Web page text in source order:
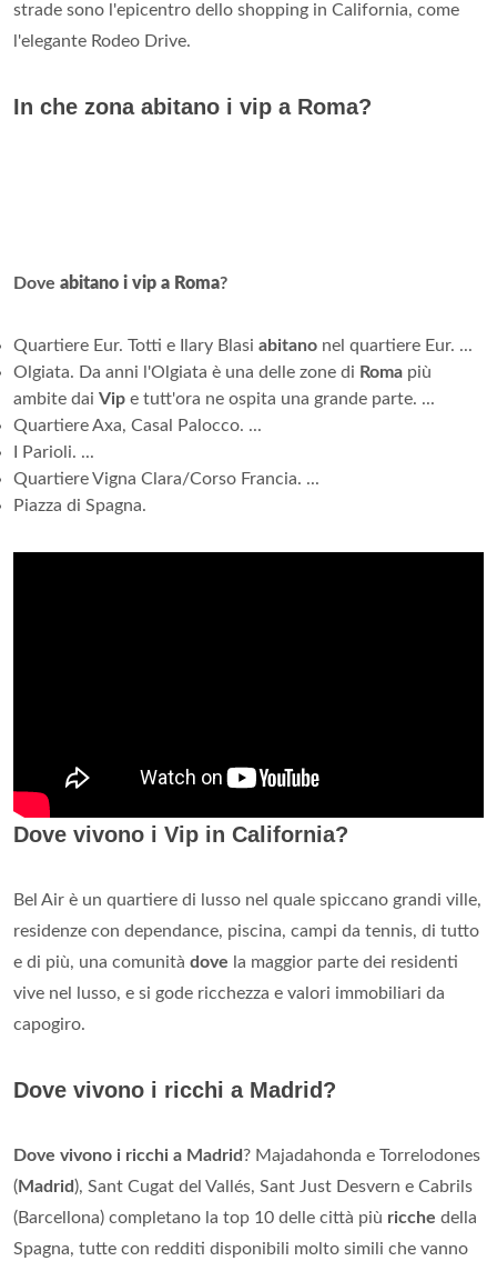
strade sono l'epicentro dello shopping in California, come
l'elegante Rodeo Drive.
In che zona abitano i vip a Roma?
Dove abitano i vip a Roma?
Quartiere Eur. Totti e Ilary Blasi abitano nel quartiere Eur. ...
Olgiata. Da anni l'Olgiata è una delle zone di Roma più
ambite dai Vip e tutt'ora ne ospita una grande parte. ...
Quartiere Axa, Casal Palocco. ...
I Parioli. ...
Quartiere Vigna Clara/Corso Francia. ...
Piazza di Spagna.
Dove vivono i Vip in California?
Bel Air è un quartiere di lusso nel quale spiccano grandi ville,
residenze con dependance, piscina, campi da tennis, di tutto
e di più, una comunità dove la maggior parte dei residenti
vive nel lusso, e si gode ricchezza e valori immobiliari da
capogiro.
Dove vivono i ricchi a Madrid?
Dove vivono i ricchi a Madrid ? Majadahonda e Torrelodones
(Madrid ), Sant Cugat del Vallés, Sant Just Desvern e Cabrils
(Barcellona) completano la top 10 delle città più ricche della
Spagna, tutte con redditi disponibili molto simili che vanno